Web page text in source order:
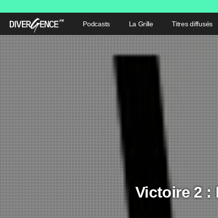
Podcasts La Grille Titres diffusés
Victoire 2 :